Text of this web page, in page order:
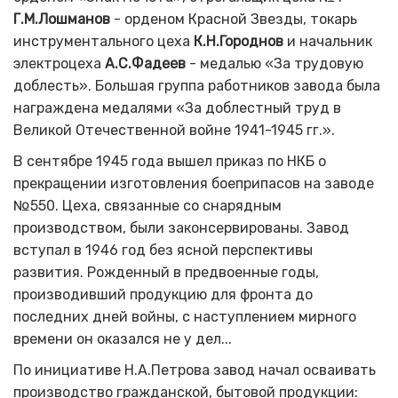
Г.М.Лошманов - орденом Красной Звезды, токарь
инструментального цеха К.Н.Городнов и начальник
электроцеха А.С.Фадеев - медалью «За трудовую
доблесть». Большая группа работников завода была
награждена медалями «За доблестный труд в
Великой Отечественной войне 1941-1945 гг.».
В сентябре 1945 года вышел приказ по НКБ о
прекращении изготовления боеприпасов на заводе
№550. Цеха, связанные со снарядным
производством, были законсервированы. Завод
вступал в 1946 год без ясной перспективы
развития. Рожденный в предвоенные годы,
производивший продукцию для фронта до
последних дней войны, с наступлением мирного
времени он оказался не у дел...
По инициативе Н.А.Петрова завод начал осваивать
производство гражданской, бытовой продукции: